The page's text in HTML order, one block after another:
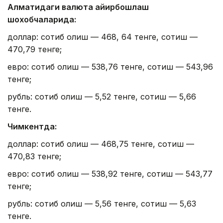
Алматидаги валюта айирбошлаш
шохобчаларида:
доллар: сотиб олиш — 468, 64 тенге, сотиш —
470,79 тенге;
евро: сотиб олиш — 538,76 тенге, сотиш — 543,96
тенге;
рубль: сотиб олиш — 5,52 тенге, сотиш — 5,66
тенге.
Чимкентда:
доллар: сотиб олиш — 468,75 тенге, сотиш —
470,83 тенге;
евро: сотиб олиш — 538,92 тенге, сотиш — 543,77
тенге;
рубль: сотиб олиш — 5,56 тенге, сотиш — 5,63
тенге.